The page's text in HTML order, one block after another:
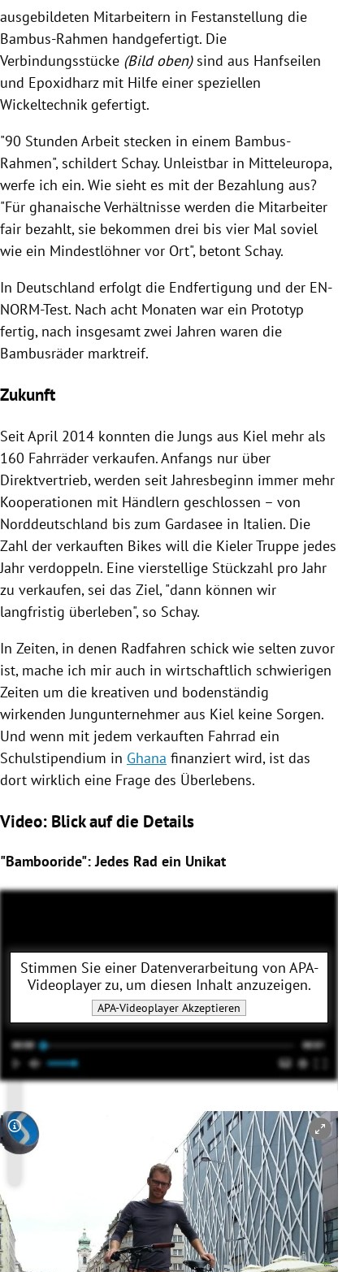
ausgebildeten Mitarbeitern in Festanstellung die
Bambus-Rahmen handgefertigt. Die
Verbindungsstücke (Bild oben)sind aus Hanfseilen
und Epoxidharz mit Hilfe einer speziellen
Wickeltechnik gefertigt.
"90 Stunden Arbeit stecken in einem Bambus-
Rahmen", schildert Schay. Unleistbar in Mitteleuropa,
werfe ich ein. Wie sieht es mit der Bezahlung aus?
"Für ghanaische Verhältnisse werden die Mitarbeiter
fair bezahlt, sie bekommen drei bis vier Mal soviel
wie ein Mindestlöhner vor Ort", betont Schay.
In Deutschland erfolgt die Endfertigung und der EN-
NORM-Test. Nach acht Monaten war ein Prototyp
fertig, nach insgesamt zwei Jahren waren die
Bambusräder marktreif.
Zukunft
Seit April 2014 konnten die Jungs aus Kiel mehr als
160 Fahrräder verkaufen. Anfangs nur über
Direktvertrieb, werden seit Jahresbeginn immer mehr
Kooperationen mit Händlern geschlossen – von
Norddeutschland bis zum Gardasee in Italien. Die
Zahl der verkauften Bikes will die Kieler Truppe jedes
Jahr verdoppeln. Eine vierstellige Stückzahl pro Jahr
zu verkaufen, sei das Ziel, "dann können wir
langfristig überleben", so Schay.
In Zeiten, in denen Radfahren schick wie selten zuvor
ist, mache ich mir auch in wirtschaftlich schwierigen
Zeiten um die kreativen und bodenständig
wirkenden Jungunternehmer aus Kiel keine Sorgen.
Und wenn mit jedem verkauften Fahrrad ein
Schulstipendium in Ghana finanziert wird, ist das
dort wirklich eine Frage des Überlebens.
Video: Blick auf die Details
"Bambooride": Jedes Rad ein Unikat
Stimmen Sie einer Datenverarbeitung von APA-
Videoplayerzu, um diesen Inhalt anzuzeigen.
APA-Videoplayer Akzeptieren
Copyright-Hinweis öffnen/schließen